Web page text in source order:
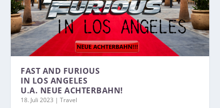
FAST AND FURIOUS
IN LOS ANGELES
U.A. NEUE ACHTERBAHN!
18. Juli 2023 |Travel